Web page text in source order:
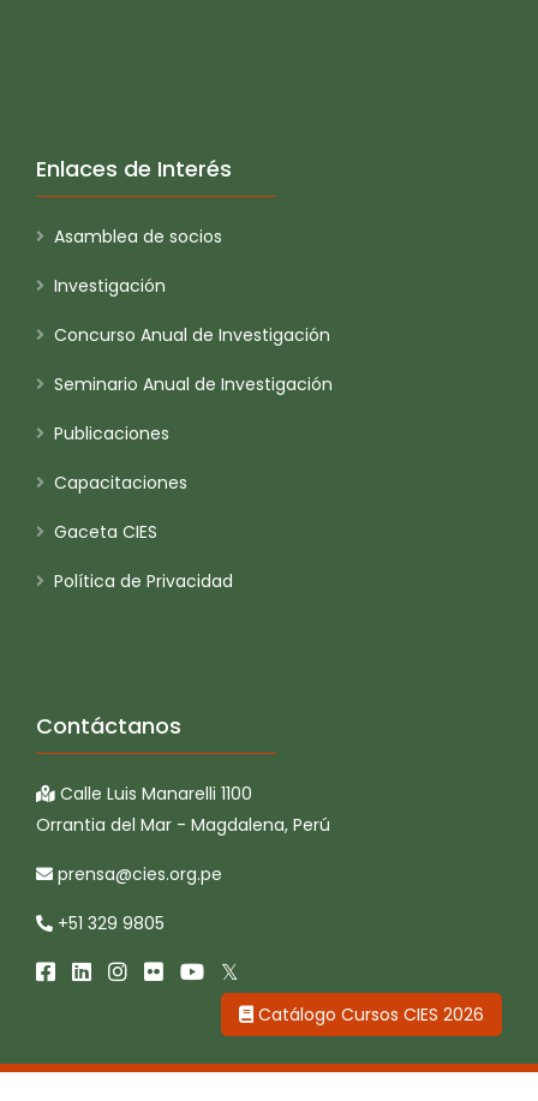
Enlaces de Interés
Asamblea de socios
Investigación
Concurso Anual de Investigación
Seminario Anual de Investigación
Publicaciones
Capacitaciones
Gaceta CIES
Política de Privacidad
Contáctanos
Calle Luis Manarelli 1100
Orrantia del Mar - Magdalena, Perú
prensa@cies.org.pe
+51 329 9805
Catálogo Cursos CIES 2026